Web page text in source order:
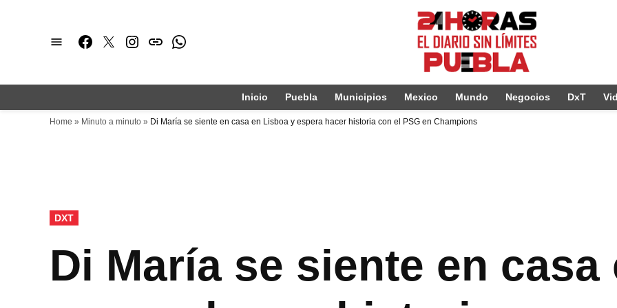
Facebook
TwitterInstagram
issuuWhatsapp
Inicio Puebla Municipios Mexico Mundo Negocios DxT
Home » Minuto a minuto » Di María se siente en casa en Lisboa y espera hacer historia con el PSG en Champions
PUBLICADO
EN
DXT
Di María se siente en